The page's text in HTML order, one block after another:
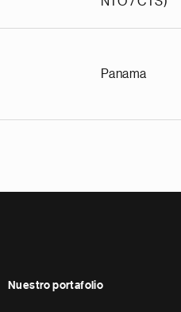
Panama
Nuestro portafolio